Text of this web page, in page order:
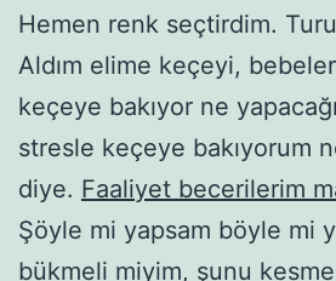
Hemen renk seçtirdim.
Aldım elime keçeyi,
keçeye bakıyor ne
stresle keçeye bakıyorum
diye. Faaliyet becerilerim
Şöyle mi yapsam böyle mi
bükmeli miyim, şunu